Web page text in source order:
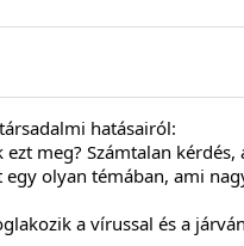
hatásairól:
meg? Számtalan kérdés,
olyan témában, ami
a vírussal és a